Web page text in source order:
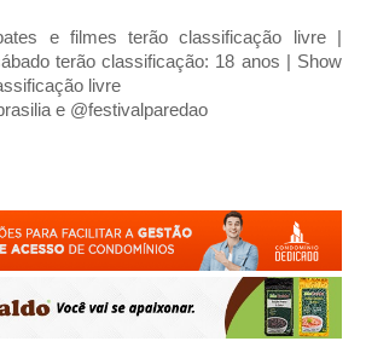
e filmes terão classificação livre |
terão classificação: 18 anos | Show
livre
e @festivalparedao